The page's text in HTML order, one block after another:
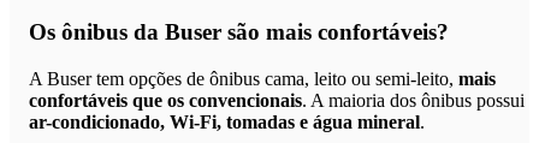
Os ônibus da Buser são mais confortáveis?
A Buser tem opções de ônibus cama, leito ou semi-leito, mais
confortáveis que os convencionais. A maioria dos ônibus possui
ar-condicionado, Wi-Fi, tomadas e água mineral.